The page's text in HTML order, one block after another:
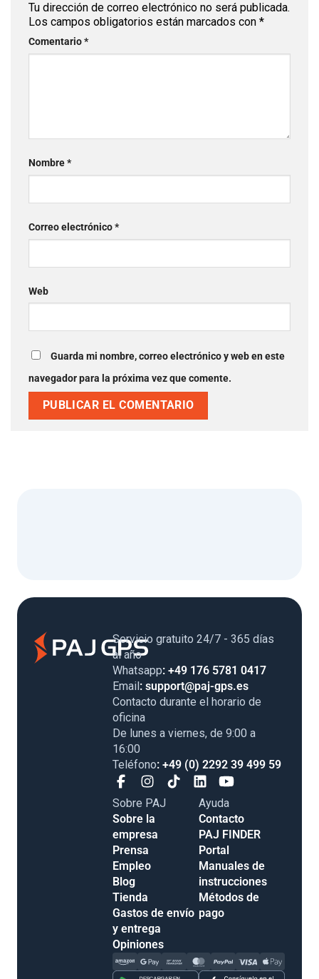
Tu dirección de correo electrónico no será publicada.
Los campos obligatorios están marcados con *
Comentario*
Nombre*
Correo electrónico*
Web
Guarda mi nombre, correo electrónico y web en este
navegador para la próxima vez que comente.
Servicio gratuito 24/7 - 365 días
al año
Whatsapp: +49 176 5781 0417
Email: support@paj-gps.es
Contacto durante el horario de
oficina
De lunes a viernes, de 9:00 a
16:00
Teléfono: +49 (0) 2292 39 499 59
Sobre PAJ
Sobre la
empresa
Prensa
Empleo
Blog
Tienda
Gastos de envío
y entrega
Opiniones
Ayuda
Contacto
PAJ FINDER
Portal
Manuales de
instrucciones
Métodos de
pago